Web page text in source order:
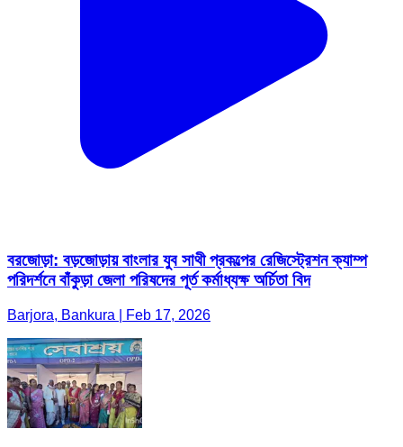
বরজোড়া: বড়জোড়ায় বাংলার যুব সাথী প্রকল্পের রেজিস্ট্রেশন ক্যাম্প
পরিদর্শনে বাঁকুড়া জেলা পরিষদের পূর্ত কর্মাধ্যক্ষ অর্চিতা বিদ
Barjora, Bankura | Feb 17, 2026